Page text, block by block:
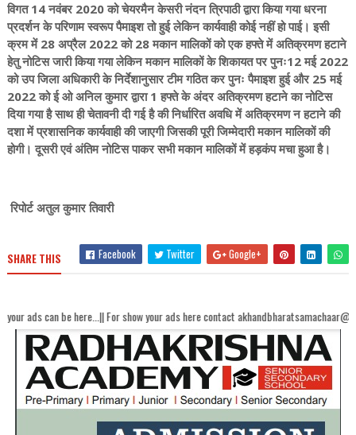
विगत 14 नवंबर 2020 को चेयरमैन केसरी नंदन त्रिपाठी द्वारा किया गया धरना
प्रदर्शन के परिणाम स्वरूप पैमाइश तो हुई लेकिन कार्यवाही कोई नहीं हो पाई। इसी
क्रम में 28 अप्रैल 2022 को 28 मकान मालिकों को एक हफ्ते में अतिक्रमण हटाने
हेतु नोटिस जारी किया गया लेकिन मकान मालिकों के शिकायत पर पुनः12 मई 2022
को उप जिला अधिकारी के निर्देशानुसार टीम गठित कर पुनः पैमाइश हुई और 25 मई
2022 को ई ओ अनिल कुमार द्वारा 1 हफ्ते के अंदर अतिक्रमण हटाने का नोटिस
दिया गया है साथ ही चेतावनी दी गई है की निर्धारित अवधि में अतिक्रमण न हटाने की
दशा में प्रशासनिक कार्यवाही की जाएगी जिसकी पूरी जिम्मेदारी मकान मालिकों की
होगी। दूसरी एवं अंतिम नोटिस पाकर सभी मकान मालिकों में हड़कंप मचा हुआ है।
रिपोर्ट अतुल कुमार तिवारी
SHARE THIS Facebook Twitter Google+
here...|| For show your ads here contact akhandbharatsamachaar@gmail.com...